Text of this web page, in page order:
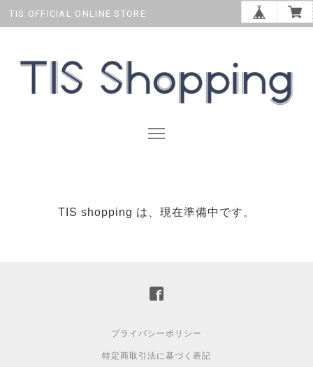
TIS OFFICIAL ONLINE STORE
TIS shopping は、現在準備中です。
プライバシーポリシー
特定商取引法に基づく表記